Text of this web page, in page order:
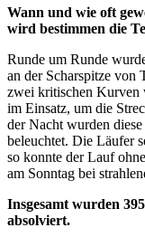
Wann und wie oft
wird bestimmen die
Runde um Runde
an der Scharspitze von
zwei kritischen Kurven
im Einsatz, um die
der Nacht wurden
beleuchtet. Die Läufer
so konnte der Lauf
am Sonntag bei
Insgesamt wurden
absolviert.